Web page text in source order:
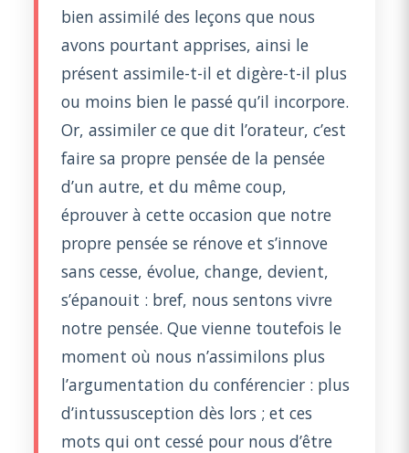
bien assimilé des leçons que nous
avons pourtant apprises, ainsi le
présent assimile-t-il et digère-t-il plus
ou moins bien le passé qu’il incorpore.
Or, assimiler ce que dit l’orateur, c’est
faire sa propre pensée de la pensée
d’un autre, et du même coup,
éprouver à cette occasion que notre
propre pensée se rénove et s’innove
sans cesse, évolue, change, devient,
s’épanouit : bref, nous sentons vivre
notre pensée. Que vienne toutefois le
moment où nous n’assimilons plus
l’argumentation du conférencier : plus
d’intussusception dès lors ; et ces
mots qui ont cessé pour nous d’être